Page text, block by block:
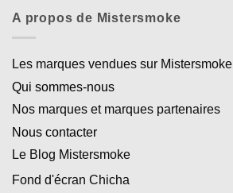
A propos de Mistersmoke
Les marques vendues sur Mistersmoke
Qui sommes-nous
Nos marques et marques partenaires
Nous contacter
Le Blog Mistersmoke
Fond d'écran Chicha